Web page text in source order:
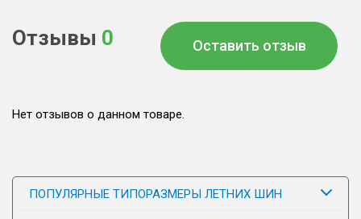
Отзывы 0 Оставить отзыв
Нет отзывов о данном товаре.
ПОПУЛЯРНЫЕ ТИПОРАЗМЕРЫ ЛЕТНИХ ШИН